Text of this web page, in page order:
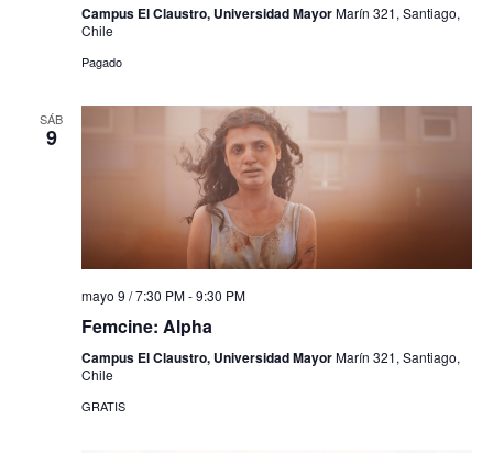
Campus El Claustro, Universidad MayorMarín 321, Santiago,
Chile
Pagado
SÁB
9
mayo 9 / 7:30 PM-9:30 PM
Femcine: Alpha
Campus El Claustro, Universidad MayorMarín 321, Santiago,
Chile
GRATIS